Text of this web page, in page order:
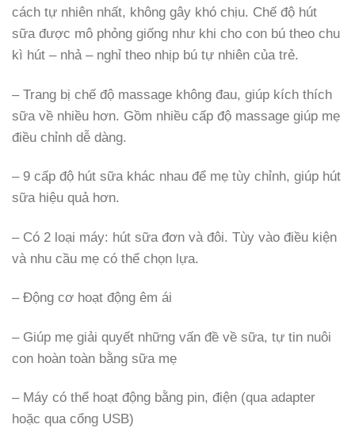
cách tự nhiên nhất, không gây khó chịu. Chế độ hút
sữa được mô phỏng giống như khi cho con bú theo chu
kì hút – nhả – nghỉ theo nhịp bú tự nhiên của trẻ.
– Trang bị chế độ massage không đau, giúp kích thích
sữa về nhiều hơn. Gồm nhiều cấp độ massage giúp mẹ
điều chỉnh dễ dàng.
– 9 cấp độ hút sữa khác nhau để mẹ tùy chỉnh, giúp hút
sữa hiệu quả hơn.
– Có 2 loại máy: hút sữa đơn và đôi. Tùy vào điều kiện
và nhu cầu mẹ có thể chọn lựa.
– Động cơ hoạt động êm ái
– Giúp mẹ giải quyết những vấn đề về sữa, tự tin nuôi
con hoàn toàn bằng sữa mẹ
– Máy có thể hoạt động bằng pin, điện (qua adapter
hoặc qua cổng USB)